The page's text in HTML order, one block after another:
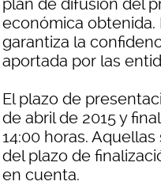
plan de difusión del
económica obtenida.
garantiza la
aportada por las
El plazo de
de abril de 2015 y
14:00 horas.
del plazo de
en cuenta.